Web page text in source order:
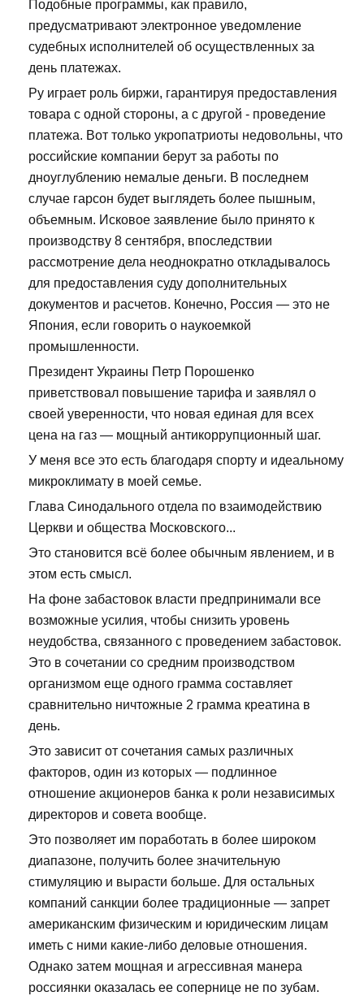
Подобные программы, как правило,
предусматривают электронное уведомление
судебных исполнителей об осуществленных за
день платежах.
Ру играет роль биржи, гарантируя предоставления
товара с одной стороны, а с другой - проведение
платежа. Вот только укропатриоты недовольны, что
российские компании берут за работы по
дноуглублению немалые деньги. В последнем
случае гарсон будет выглядеть более пышным,
объемным. Исковое заявление было принято к
производству 8 сентября, впоследствии
рассмотрение дела неоднократно откладывалось
для предоставления суду дополнительных
документов и расчетов. Конечно, Россия — это не
Япония, если говорить о наукоемкой
промышленности.
Президент Украины Петр Порошенко
приветствовал повышение тарифа и заявлял о
своей уверенности, что новая единая для всех
цена на газ — мощный антикоррупционный шаг.
У меня все это есть благодаря спорту и идеальному
микроклимату в моей семье.
Глава Синодального отдела по взаимодействию
Церкви и общества Московского...
Это становится всё более обычным явлением, и в
этом есть смысл.
На фоне забастовок власти предпринимали все
возможные усилия, чтобы снизить уровень
неудобства, связанного с проведением забастовок.
Это в сочетании со средним производством
организмом еще одного грамма составляет
сравнительно ничтожные 2 грамма креатина в
день.
Это зависит от сочетания самых различных
факторов, один из которых — подлинное
отношение акционеров банка к роли независимых
директоров и совета вообще.
Это позволяет им поработать в более широком
диапазоне, получить более значительную
стимуляцию и вырасти больше. Для остальных
компаний санкции более традиционные — запрет
американским физическим и юридическим лицам
иметь с ними какие-либо деловые отношения.
Однако затем мощная и агрессивная манера
россиянки оказалась ее сопернице не по зубам.